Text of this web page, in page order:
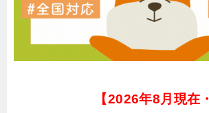
【2026年8月現在・